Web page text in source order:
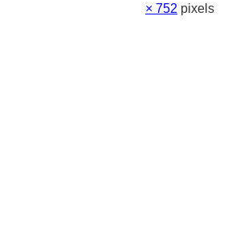
× 752 pixels